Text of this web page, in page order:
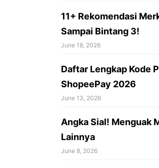
11+ Rekomendasi
Sampai Bintang 3!
June 18, 2026
Daftar Lengkap Kode
ShopeePay 2026
June 13, 2026
Angka Sial! Menguak
Lainnya
June 8, 2026